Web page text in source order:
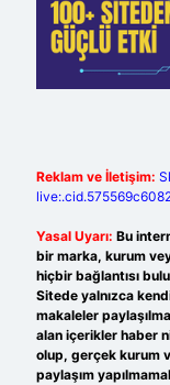
Reklam ve İletişim:
Yasal Uyarı: Bu
bir marka, kurum
hiçbir bağlantısı
Sitede yalnızca kendi
makaleler
alan içerikler haber
olup, gerçek kurum
paylaşım